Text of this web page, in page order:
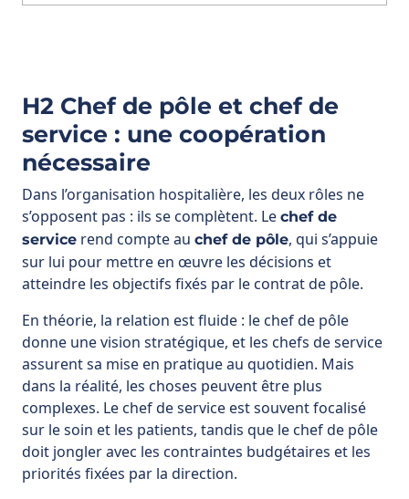
H2 Chef de pôle et chef de
service : une coopération
nécessaire
Dans l’organisation hospitalière, les deux rôles ne
s’opposent pas : ils se complètent. Le chef de
service rend compte au chef de pôle, qui s’appuie
sur lui pour mettre en œuvre les décisions et
atteindre les objectifs fixés par le contrat de pôle.
En théorie, la relation est fluide : le chef de pôle
donne une vision stratégique, et les chefs de service
assurent sa mise en pratique au quotidien. Mais
dans la réalité, les choses peuvent être plus
complexes. Le chef de service est souvent focalisé
sur le soin et les patients, tandis que le chef de pôle
doit jongler avec les contraintes budgétaires et les
priorités fixées par la direction.